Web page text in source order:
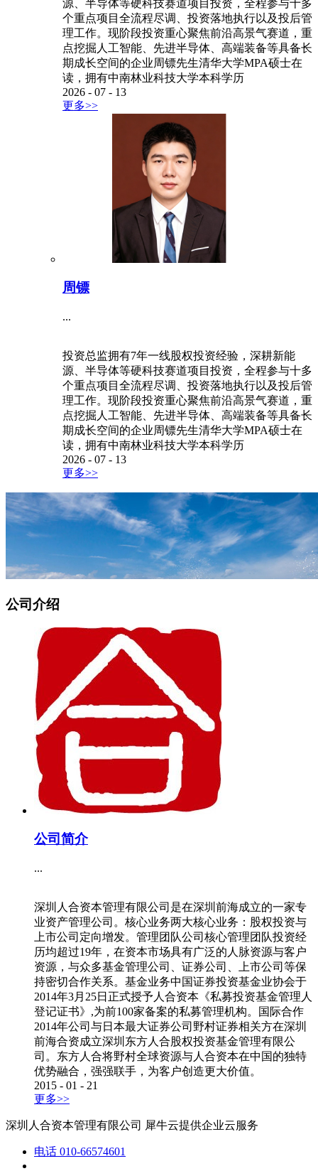
源、半导体等硬科技赛道项目投资，全程参与十多
个重点项目全流程尽调、投资落地执行以及投后管
理工作。现阶段投资重心聚焦前沿高景气赛道，重
点挖掘人工智能、先进半导体、高端装备等具备长
期成长空间的企业周镖先生清华大学MPA硕士在
读，拥有中南林业科技大学本科学历
2026 - 07 - 13
更多>>
周镖
...
投资总监拥有7年一线股权投资经验，深耕新能
源、半导体等硬科技赛道项目投资，全程参与十多
个重点项目全流程尽调、投资落地执行以及投后管
理工作。现阶段投资重心聚焦前沿高景气赛道，重
点挖掘人工智能、先进半导体、高端装备等具备长
期成长空间的企业周镖先生清华大学MPA硕士在
读，拥有中南林业科技大学本科学历
2026 - 07 - 13
更多>>
公司介绍
公司简介
...
深圳人合资本管理有限公司是在深圳前海成立的一家专
业资产管理公司。核心业务两大核心业务：股权投资与
上市公司定向增发。管理团队公司核心管理团队投资经
历均超过19年，在资本市场具有广泛的人脉资源与客户
资源，与众多基金管理公司、证券公司、上市公司等保
持密切合作关系。基金业务中国证券投资基金业协会于
2014年3月25日正式授予人合资本《私募投资基金管理人
登记证书》,为前100家备案的私募管理机构。国际合作
2014年公司与日本最大证券公司野村证券相关方在深圳
前海合资成立深圳东方人合股权投资基金管理有限公
司。东方人合将野村全球资源与人合资本在中国的独特
优势融合，强强联手，为客户创造更大价值。
2015 - 01 - 21
更多>>
深圳人合资本管理有限公司 犀牛云提供企业云服务
电话 010-66574601